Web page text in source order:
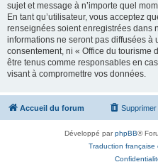
sujet et message à n’importe quel
En tant qu’utilisateur, vous acceptez
renseignées soient enregistrées dans
informations ne seront pas diffusées à
consentement, ni « Office du tourisme
être tenus comme responsables en
visant à compromettre vos données.
Accueil du forum
Développé parphpBB®
Traduction française